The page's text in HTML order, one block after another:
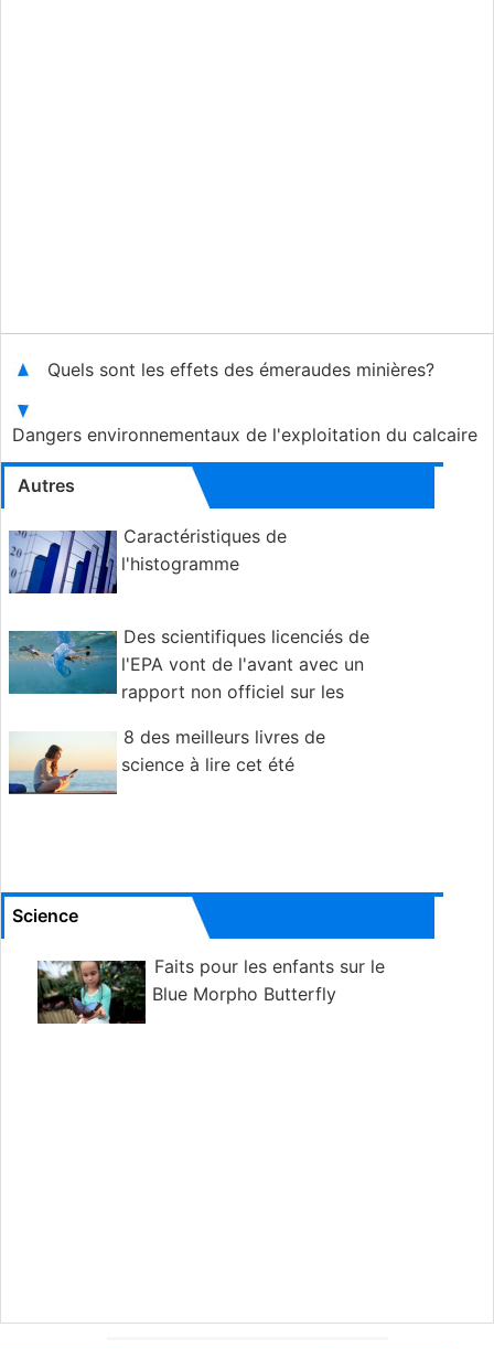
Quels sont les effets des émeraudes minières?
Dangers environnementaux de l'exploitation du calcaire
Autres
Caractéristiques de
l'histogramme
Des scientifiques licenciés de
l'EPA vont de l'avant avec un
rapport non officiel sur les
8 des meilleurs livres de
science à lire cet été
Science
Faits pour les enfants sur le
Blue Morpho Butterfly